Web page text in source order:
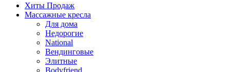
Хиты Продаж
Массажные кресла
Для дома
Недорогие
National
Вендинговые
Элитные
Bodyfriend